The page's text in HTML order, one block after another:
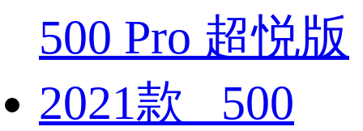
500 Pro 超悦版
2021款 500